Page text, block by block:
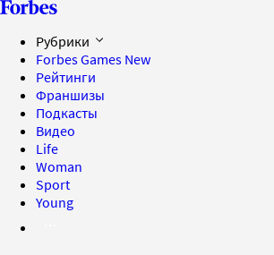
Рубрики
Forbes Games New
Рейтинги
Франшизы
Подкасты
Видео
Life
Woman
Sport
Young